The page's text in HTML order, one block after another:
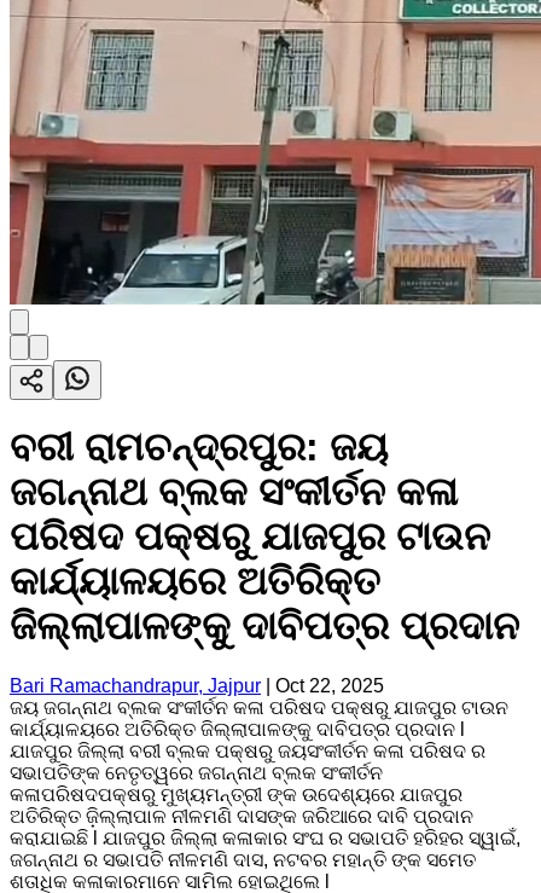
ବରୀ ରାମଚନ୍ଦ୍ରପୁର: ଜୟ
ଜଗନ୍ନାଥ ବ୍ଲକ ସଂକୀର୍ତନ କଳା
ପରିଷଦ ପକ୍ଷରୁ ଯାଜପୁର ଟାଉନ
କାର୍ଯ୍ୟାଳୟରେ ଅତିରିକ୍ତ
ଜିଲ୍ଲାପାଳଙ୍କୁ ଦାବିପତ୍ର ପ୍ରଦାନ
Bari Ramachandrapur, Jajpur
Oct 22, 2025
ଜୟ ଜଗନ୍ନାଥ ବ୍ଲକ ସଂକୀର୍ତନ କଳା ପରିଷଦ ପକ୍ଷରୁ ଯାଜପୁର ଟାଉନ
କାର୍ଯ୍ୟାଳୟରେ ଅତିରିକ୍ତ ଜିଲ୍ଲାପାଳଙ୍କୁ ଦାବିପତ୍ର ପ୍ରଦାନ l
ଯାଜପୁର ଜିଲ୍ଲା ବରୀ ବ୍ଲକ ପକ୍ଷରୁ ଜୟସଂକୀର୍ତନ କଳା ପରିଷଦ ର
ସଭାପତିଙ୍କ ନେତୃତ୍ୱରେ ଜଗନ୍ନାଥ ବ୍ଲକ ସଂକୀର୍ତନ
କଳାପରିଷଦପକ୍ଷରୁ ମୁଖ୍ୟମନ୍ତ୍ରୀ ଙ୍କ ଉଦେଶ୍ୟରେ ଯାଜପୁର
ଅତିରିକ୍ତ ଜ଼ିଲ୍ଲାପାଳ ନୀଳମଣି ଦାସଙ୍କ ଜରିଆରେ ଦାବି ପ୍ରଦାନ
କରାଯାଇଛି l ଯାଜପୁର ଜିଲ୍ଲା କଳାକାର ସଂଘ ର ସଭାପତି ହରିହର ସ୍ୱାଇଁ,
ଜଗନ୍ନାଥ ର ସଭାପତି ନୀଳମଣି ଦାସ, ନଟବର ମହାନ୍ତି ଙ୍କ ସମେତ
ଶତାଧିକ କଳାକାରମାନେ ସାମିଲ ହୋଇଥିଲେ l